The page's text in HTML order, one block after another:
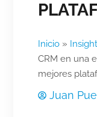
Inicio»
CRM en una
mejores
Juan